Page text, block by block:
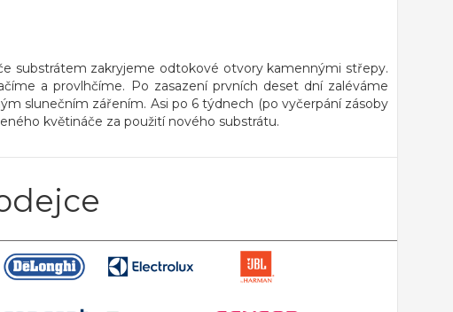
substrátem zakryjeme odtokové otvory kamennými střepy.
a provlhčíme. Po zasazení prvních deset dní zaléváme
slunečním zářením. Asi po 6 týdnech (po vyčerpání zásoby
květináče za použití nového substrátu.